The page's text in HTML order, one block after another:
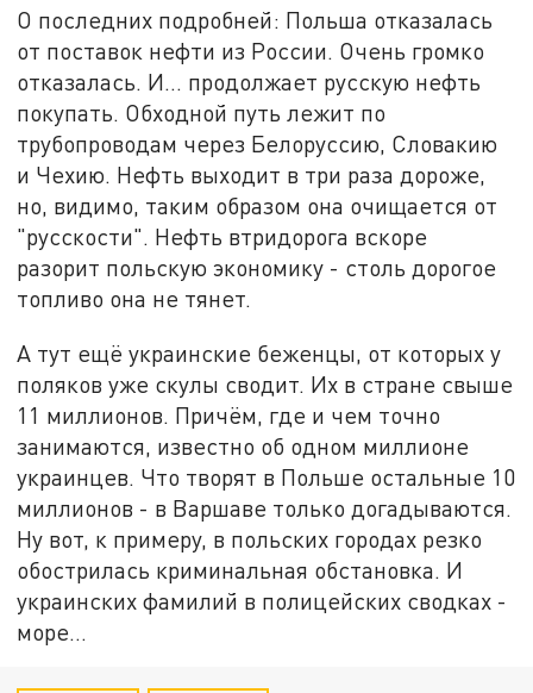
О последних подробней: Польша отказалась
от поставок нефти из России. Очень громко
отказалась. И… продолжает русскую нефть
покупать. Обходной путь лежит по
трубопроводам через Белоруссию, Словакию
и Чехию. Нефть выходит в три раза дороже,
но, видимо, таким образом она очищается от
"русскости". Нефть втридорога вскоре
разорит польскую экономику - столь дорогое
топливо она не тянет.
А тут ещё украинские беженцы, от которых у
поляков уже скулы сводит. Их в стране свыше
11 миллионов. Причём, где и чем точно
занимаются, известно об одном миллионе
украинцев. Что творят в Польше остальные 10
миллионов - в Варшаве только догадываются.
Ну вот, к примеру, в польских городах резко
обострилась криминальная обстановка. И
украинских фамилий в полицейских сводках -
море…